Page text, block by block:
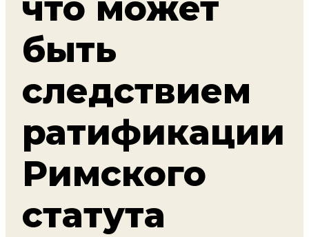
что может
быть
следствием
ратификации
Римского
статута